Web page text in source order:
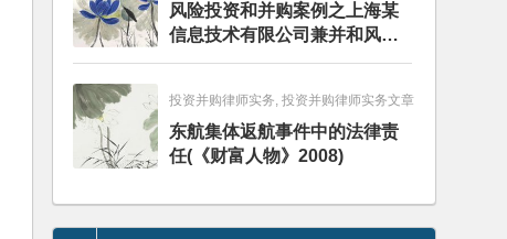
风险投资和并购案例之上海某
信息技术有限公司兼并和风险
投资服务
投资并购律师实务, 投资并购律师实务文章
东航集体返航事件中的法律责
任(《财富人物》2008)